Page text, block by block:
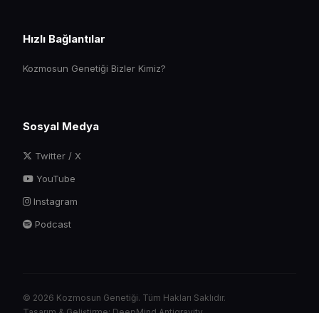
Hızlı Bağlantılar
Kozmosun Genetiği Bizler Kimiz?
Sosyal Medya
Twitter / X
YouTube
Instagram
Podcast
© 2026 Kozmosun Genetiği. Tüm Hakları Saklıdır.